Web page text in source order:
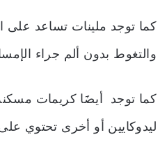
كما توجد ملينات تساعد
والتغوط بدون ألم جراء
كما توجد أيضََا كريمات
ليدوكايين أو أخرى تحتوي